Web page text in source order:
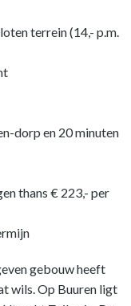
terrein (14,- p.m.
dorp en 20 minuten
thans € 223,- per
gebouw heeft
wils. Op Buuren ligt